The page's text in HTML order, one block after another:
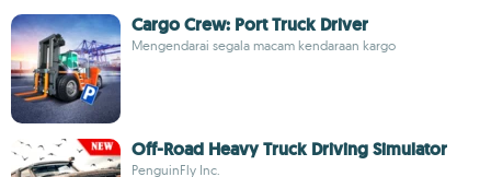
Cargo Crew: Port Truck Driver
Mengendarai segala macam kendaraan kargo
Off-Road Heavy Truck Driving Simulator
PenguinFly Inc.